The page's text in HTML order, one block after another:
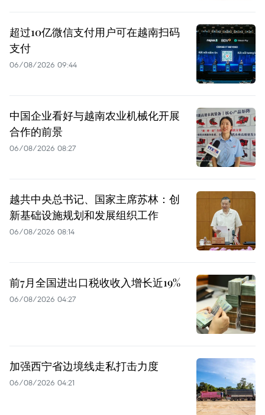
超过10亿微信支付用户可在越南扫码
支付
06/08/2026 09:44
中国企业看好与越南农业机械化开展
合作的前景
06/08/2026 08:27
越共中央总书记、国家主席苏林：创
新基础设施规划和发展组织工作
06/08/2026 08:14
前7月全国进出口税收收入增长近19%
06/08/2026 04:27
加强西宁省边境线走私打击力度
06/08/2026 04:21